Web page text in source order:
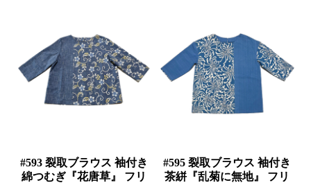
#593 裂取ブラウス 袖付き
綿つむぎ『花唐草』 フリ
#595 裂取ブラウス 袖付き
茶絣『乱菊に無地』 フリ